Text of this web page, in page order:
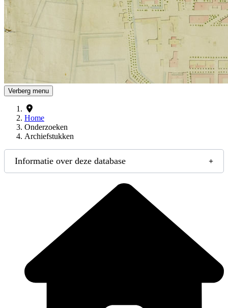
Verberg menu
Home
Onderzoeken
Archiefstukken
Informatie over deze database